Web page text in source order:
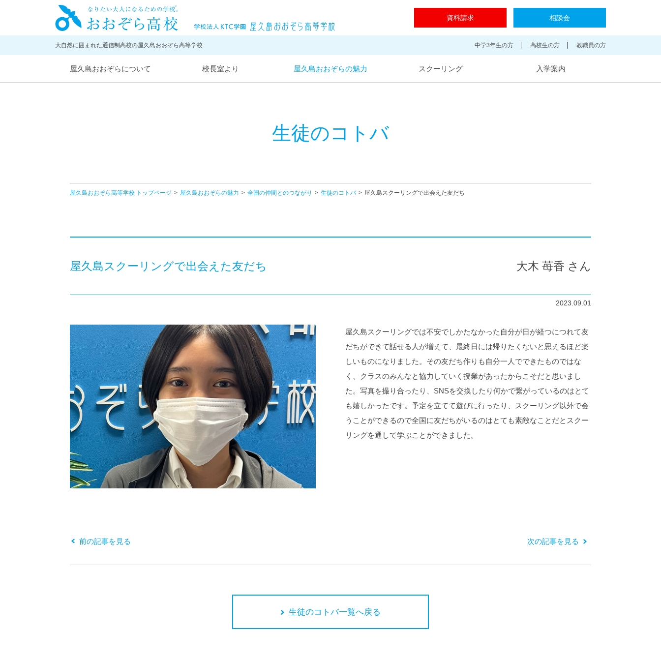
大自然に囲まれた通信制高校の屋久島おおぞら高等学校
屋久島おおぞら高等学校
資料請求 相談会
中学3年生の方 高校生の方 教職員の方
屋久島おおぞらについて 校長室より 屋久島おおぞらの魅力 スクーリング 入学案内
生徒のコトバ
屋久島おおぞら高等学校 トップページ 屋久島おおぞらの魅力 全国の仲間とのつながり 生徒のコトバ 屋久島スクーリングで出会えた友だち
屋久島スクーリングで出会えた友だち 大木 苺香 さん
2023.09.01
屋久島スクーリングでは不安でしかたなかった自分が日が経つにつれて友
だちができて話せる人が増えて、最終日には帰りたくないと思えるほど楽
しいものになりました。その友だち作りも自分一人でできたものではな
く、クラスのみんなと協力していく授業があったからこそだと思いまし
た。写真を撮り合ったり、SNSを交換したり何かで繋がっているのはとて
も嬉しかったです。予定を立てて遊びに行ったり、スクーリング以外で会
うことができるので全国に友だちがいるのはとても素敵なことだとスクー
リングを通して学ぶことができました。
前の記事を見る 次の記事を見る
生徒のコトバ一覧へ戻る